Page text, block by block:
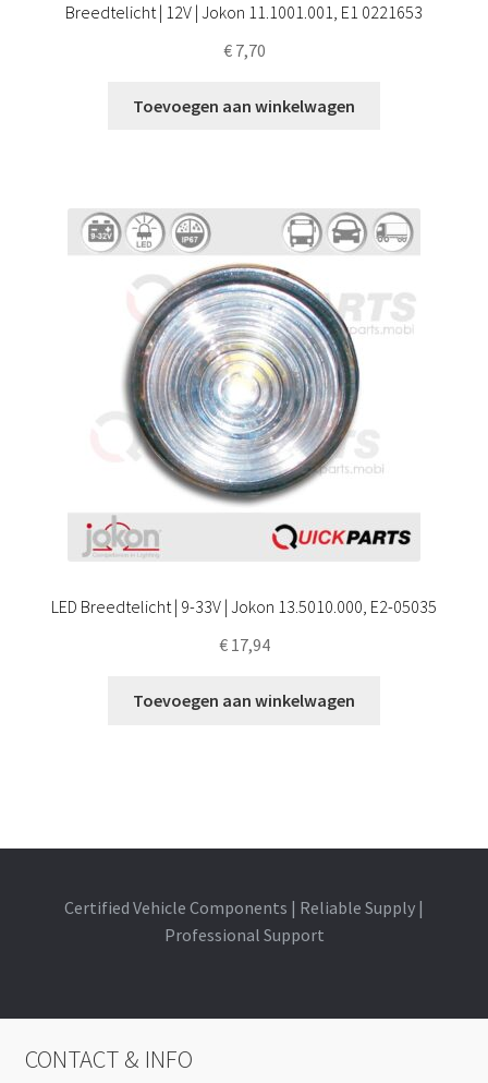
Breedtelicht | 12V | Jokon 11.1001.001, E1 0221653
€7,70
Toevoegen aan winkelwagen
LED Breedtelicht | 9-33V | Jokon 13.5010.000, E2-05035
€17,94
Toevoegen aan winkelwagen
Certified Vehicle Components | Reliable Supply |
Professional Support
CONTACT & INFO